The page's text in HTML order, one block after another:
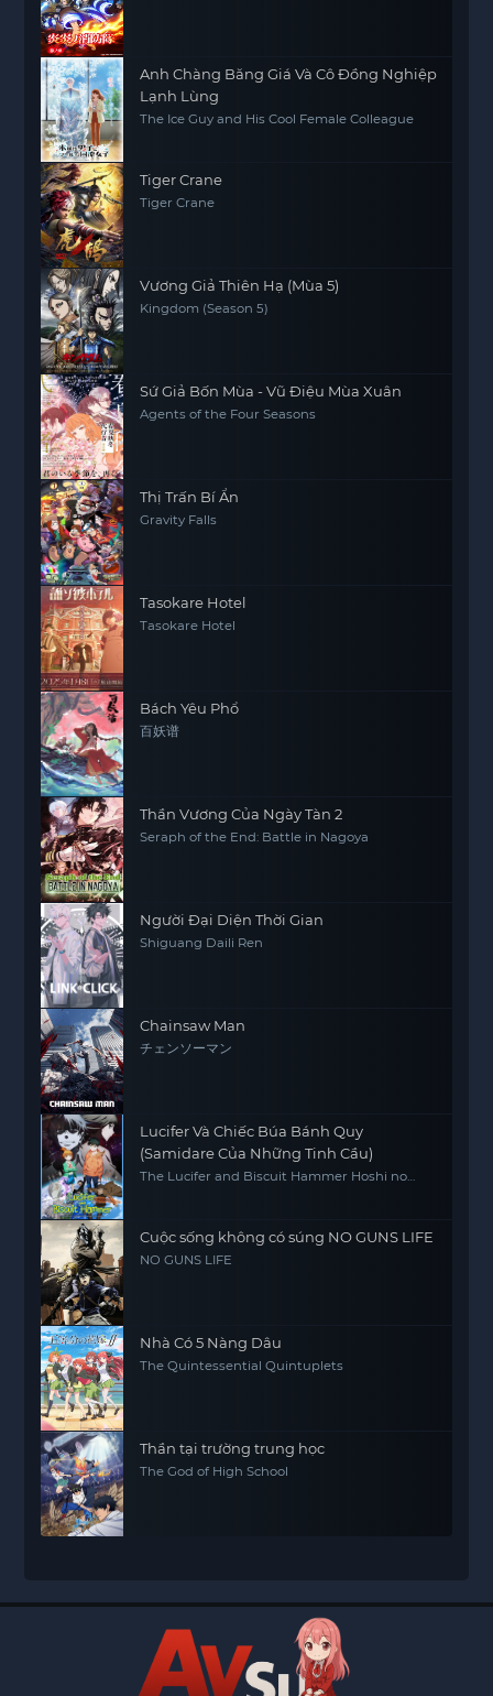
Anh Chàng Băng Giá Và Cô Đồng Nghiệp
Lạnh Lùng
The Ice Guy and His Cool Female Colleague
Tiger Crane
Tiger Crane
Vương Giả Thiên Hạ (Mùa 5)
Kingdom (Season 5)
Sứ Giả Bốn Mùa - Vũ Điệu Mùa Xuân
Agents of the Four Seasons
Thị Trấn Bí Ẩn
Gravity Falls
Tasokare Hotel
Tasokare Hotel
Bách Yêu Phổ
百妖谱
Thần Vương Của Ngày Tàn 2
Seraph of the End: Battle in Nagoya
Người Đại Diện Thời Gian
Shiguang Daili Ren
Chainsaw Man
チェンソーマン
Lucifer Và Chiếc Búa Bánh Quy
(Samidare Của Những Tinh Cầu)
The Lucifer and Biscuit Hammer Hoshi no
Cuộc sống không có súng NO GUNS LIFE
NO GUNS LIFE
Nhà Có 5 Nàng Dâu
The Quintessential Quintuplets
Thần tại trường trung học
The God of High School